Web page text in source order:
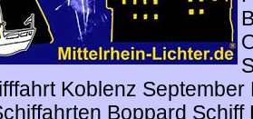
Koblenz
Boppard Schiff